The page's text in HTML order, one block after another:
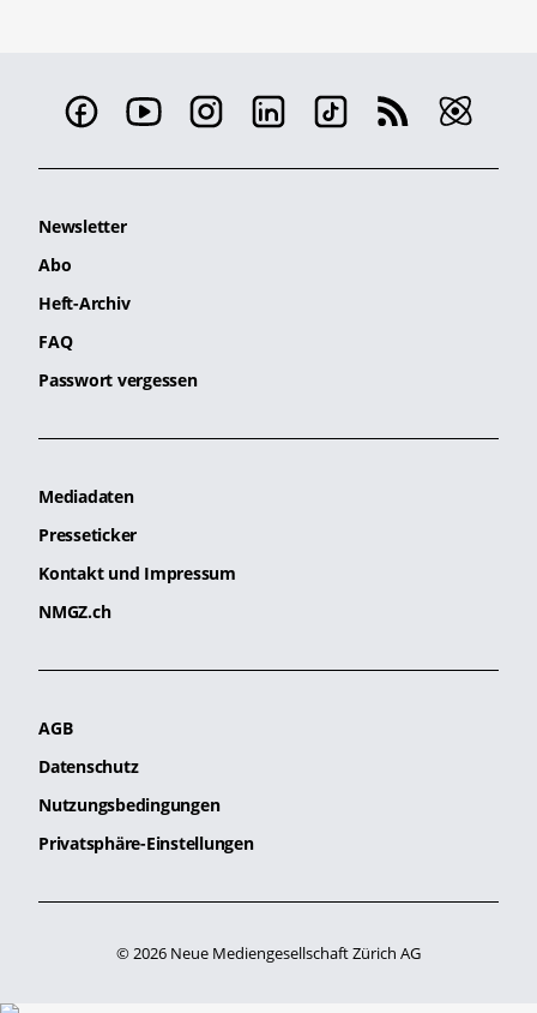
Newsletter
Abo
Heft-Archiv
FAQ
Passwort vergessen
Mediadaten
Presseticker
Kontakt und Impressum
NMGZ.ch
AGB
Datenschutz
Nutzungsbedingungen
Privatsphäre-Einstellungen
© 2026 Neue Mediengesellschaft Zürich AG